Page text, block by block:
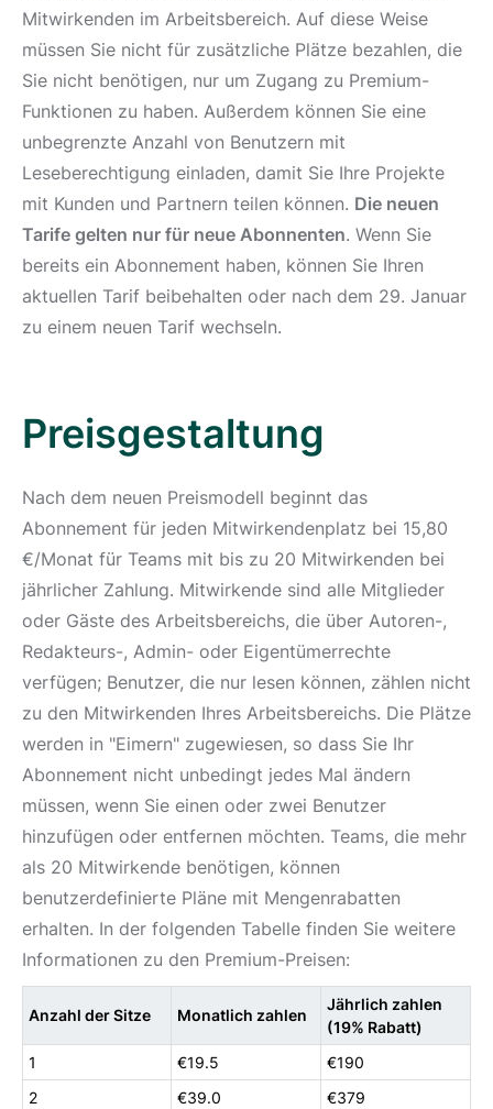
Mitwirkenden im Arbeitsbereich. Auf diese Weise
müssen Sie nicht für zusätzliche Plätze bezahlen, die
Sie nicht benötigen, nur um Zugang zu Premium-
Funktionen zu haben. Außerdem können Sie eine
unbegrenzte Anzahl von Benutzern mit
Leseberechtigung einladen, damit Sie Ihre Projekte
mit Kunden und Partnern teilen können. Die neuen
Tarife gelten nur für neue Abonnenten. Wenn Sie
bereits ein Abonnement haben, können Sie Ihren
aktuellen Tarif beibehalten oder nach dem 29. Januar
zu einem neuen Tarif wechseln.
Preisgestaltung
Nach dem neuen Preismodell beginnt das
Abonnement für jeden Mitwirkendenplatz bei 15,80
€/Monat für Teams mit bis zu 20 Mitwirkenden bei
jährlicher Zahlung. Mitwirkende sind alle Mitglieder
oder Gäste des Arbeitsbereichs, die über Autoren-,
Redakteurs-, Admin- oder Eigentümerrechte
verfügen; Benutzer, die nur lesen können, zählen nicht
zu den Mitwirkenden Ihres Arbeitsbereichs. Die Plätze
werden in "Eimern" zugewiesen, so dass Sie Ihr
Abonnement nicht unbedingt jedes Mal ändern
müssen, wenn Sie einen oder zwei Benutzer
hinzufügen oder entfernen möchten. Teams, die mehr
als 20 Mitwirkende benötigen, können
benutzerdefinierte Pläne mit Mengenrabatten
erhalten. In der folgenden Tabelle finden Sie weitere
Informationen zu den Premium-Preisen:
Anzahl der Sitze Monatlich zahlen
Jährlich zahlen
(19% Rabatt)
1
€19.5
€190
2
€39.0
€379